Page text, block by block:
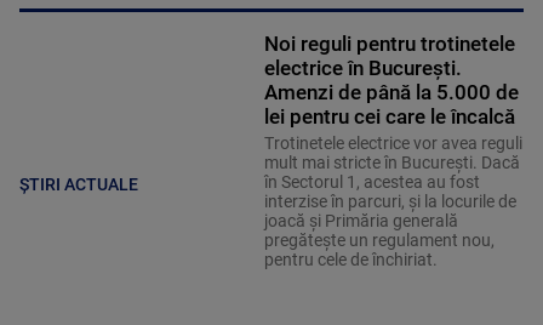
ȘTIRI ACTUALE
Noi reguli pentru trotinetele
electrice în București.
Amenzi de până la 5.000 de
lei pentru cei care le încalcă
Trotinetele electrice vor avea reguli
mult mai stricte în București. Dacă
în Sectorul 1, acestea au fost
interzise în parcuri, și la locurile de
joacă și Primăria generală
pregătește un regulament nou,
pentru cele de închiriat.